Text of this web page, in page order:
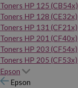
Toners HP 125 (CB54x)
Toners HP 128 (CE32x)
Toners HP 131 (CF21x)
Toners HP 201 (CF40x)
Toners HP 203 (CF54x)
Toners HP 205 (CF53x)
Epson
Epson